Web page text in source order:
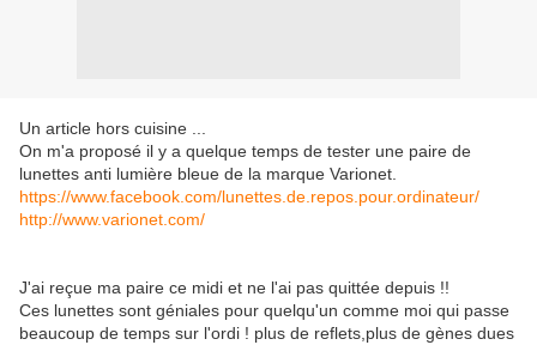
Un article hors cuisine ...
On m'a proposé il y a quelque temps de tester une paire de
lunettes anti lumière bleue de la marque Varionet.
https://www.facebook.com/lunettes.de.repos.pour.ordinateur/
http://www.varionet.com/
J'ai reçue ma paire ce midi et ne l'ai pas quittée depuis !!
Ces lunettes sont géniales pour quelqu'un comme moi qui passe
beaucoup de temps sur l'ordi ! plus de reflets,plus de gènes dues